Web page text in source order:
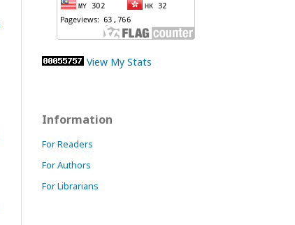
View My Stats
Information
For Readers
For Authors
For Librarians